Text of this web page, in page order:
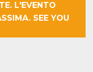
L'EVENTO
SEE YOU